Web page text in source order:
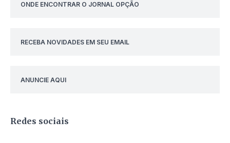
ONDE ENCONTRAR O JORNAL OPÇÃO
RECEBA NOVIDADES EM SEU EMAIL
ANUNCIE AQUI
Redes sociais